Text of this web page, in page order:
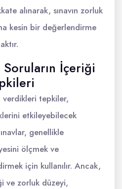
alınarak, sınavın zorluk
kesin bir değerlendirme
Soruların İçeriği
verdikleri tepkiler,
etkileyebilecek
genellikle
ölçmek ve
için kullanılır. Ancak,
ve zorluk düzeyi,